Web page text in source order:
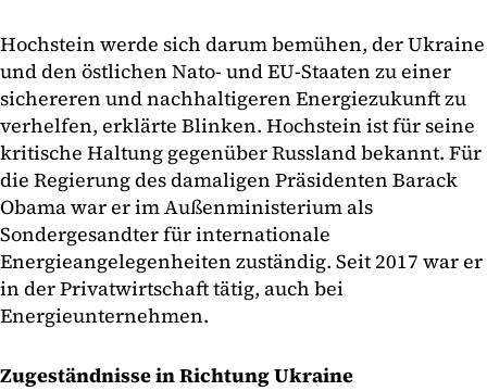
Hochstein werde sich darum bemühen, der Ukraine
und den östlichen Nato- und EU-Staaten zu einer
sichereren und nachhaltigeren Energiezukunft zu
verhelfen, erklärte Blinken. Hochstein ist für seine
kritische Haltung gegenüber Russland bekannt. Für
die Regierung des damaligen Präsidenten Barack
Obama war er im Außenministerium als
Sondergesandter für internationale
Energieangelegenheiten zuständig. Seit 2017 war er
in der Privatwirtschaft tätig, auch bei
Energieunternehmen.
Zugeständnisse in Richtung Ukraine